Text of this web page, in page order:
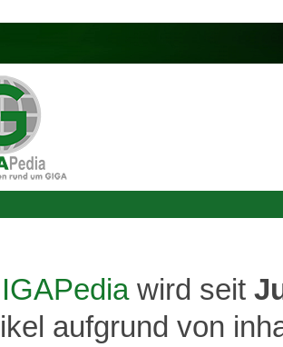
wird seit
aufgrund von